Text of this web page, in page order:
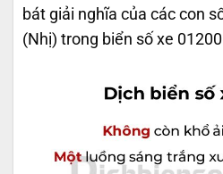
bát giải nghĩa của các con
(Nhị) trong biển số xe